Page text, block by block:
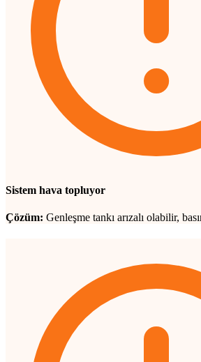
Sistem hava topluyor
Çözüm: Genleşme tankı arızalı olabilir,